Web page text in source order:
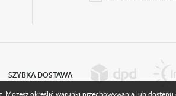
SZYBKA DOSTAWA
Możesz określić warunki przechowywania lub